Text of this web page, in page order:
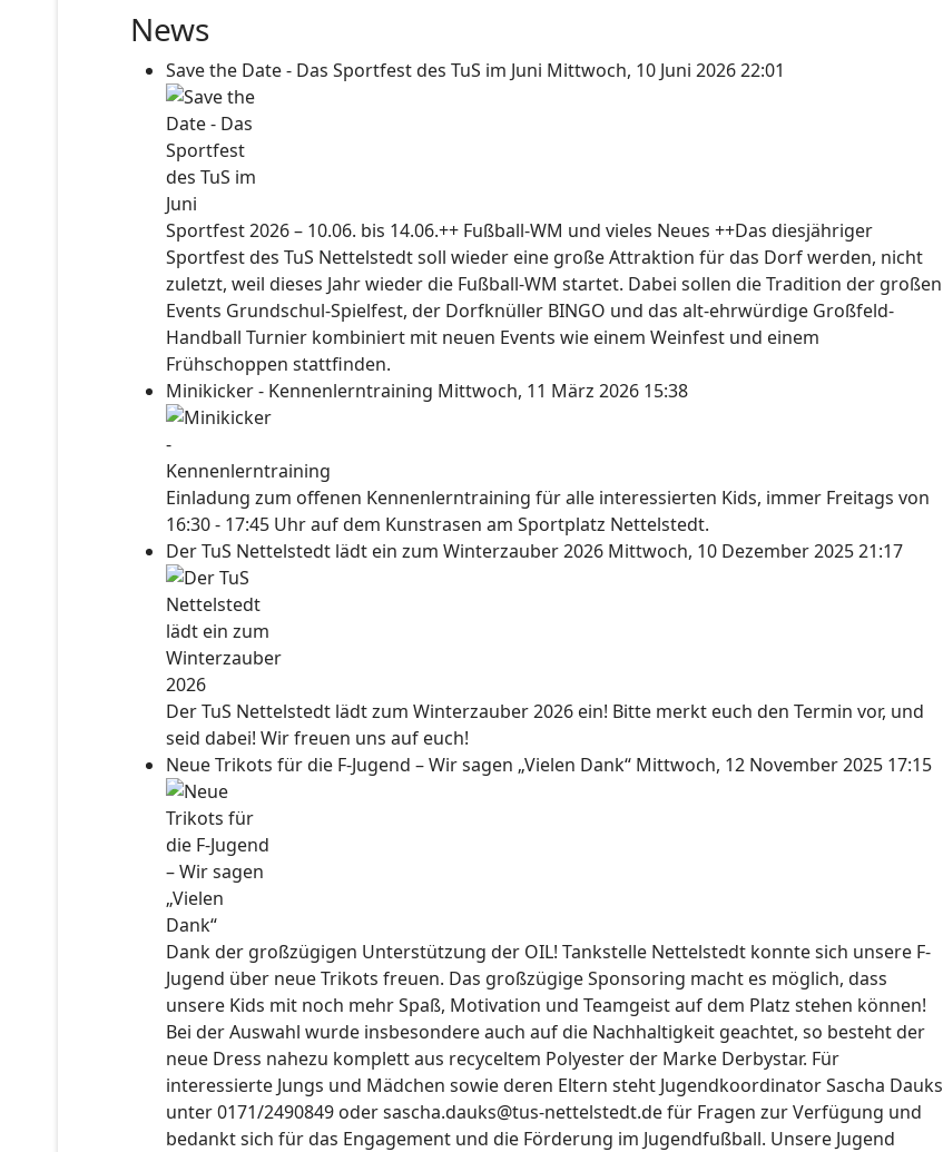
News
Save the Date - Das Sportfest des TuS im Juni Mittwoch, 10 Juni 2026 22:01
Sportfest 2026 – 10.06. bis 14.06.++ Fußball-WM und vieles Neues ++Das diesjähriger
Sportfest des TuS Nettelstedt soll wieder eine große Attraktion für das Dorf werden, nicht
zuletzt, weil dieses Jahr wieder die Fußball-WM startet. Dabei sollen die Tradition der großen
Events Grundschul-Spielfest, der Dorfknüller BINGO und das alt-ehrwürdige Großfeld-
Handball Turnier kombiniert mit neuen Events wie einem Weinfest und einem
Frühschoppen stattfinden.
Minikicker - Kennenlerntraining Mittwoch, 11 März 2026 15:38
Einladung zum offenen Kennenlerntraining für alle interessierten Kids, immer Freitags von
16:30 - 17:45 Uhr auf dem Kunstrasen am Sportplatz Nettelstedt.
Der TuS Nettelstedt lädt ein zum Winterzauber 2026 Mittwoch, 10 Dezember 2025 21:17
Der TuS Nettelstedt lädt zum Winterzauber 2026 ein! Bitte merkt euch den Termin vor, und
seid dabei! Wir freuen uns auf euch!
Neue Trikots für die F-Jugend – Wir sagen „Vielen Dank“ Mittwoch, 12 November 2025 17:15
Dank der großzügigen Unterstützung der OIL! Tankstelle Nettelstedt konnte sich unsere F-
Jugend über neue Trikots freuen. Das großzügige Sponsoring macht es möglich, dass
unsere Kids mit noch mehr Spaß, Motivation und Teamgeist auf dem Platz stehen können!
Bei der Auswahl wurde insbesondere auch auf die Nachhaltigkeit geachtet, so besteht der
neue Dress nahezu komplett aus recyceltem Polyester der Marke Derbystar. Für
interessierte Jungs und Mädchen sowie deren Eltern steht Jugendkoordinator Sascha Dauks
unter 0171/2490849 oder sascha.dauks@tus-nettelstedt.de für Fragen zur Verfügung und
bedankt sich für das Engagement und die Förderung im Jugendfußball. Unsere Jugend